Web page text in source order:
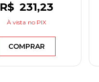
R$ 231,23
À vista no PIX
COMPRAR